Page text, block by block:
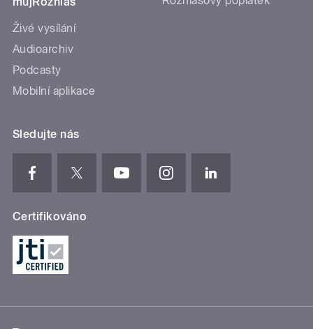
Živé vysílání
Audioarchiv
Podcasty
Mobilní aplikace
Sledujte nás
Certifikováno